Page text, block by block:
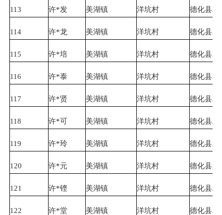
113 许*发 美湖镇 洋坑村 德化县农
114 许*龙 美湖镇 洋坑村 德化县农
115 许*培 美湖镇 洋坑村 德化县农
116 许*泰 美湖镇 洋坑村 德化县农
117 许*贤 美湖镇 洋坑村 德化县农
118 许*可 美湖镇 洋坑村 德化县农
119 许*玲 美湖镇 洋坑村 德化县农
120 许*元 美湖镇 洋坑村 德化县农
121 许*铿 美湖镇 洋坑村 德化县农
122 许*堂 美湖镇 洋坑村 德化县农